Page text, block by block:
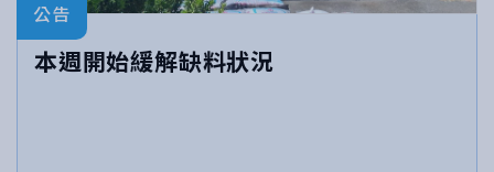
公告
本週開始緩解缺料狀況